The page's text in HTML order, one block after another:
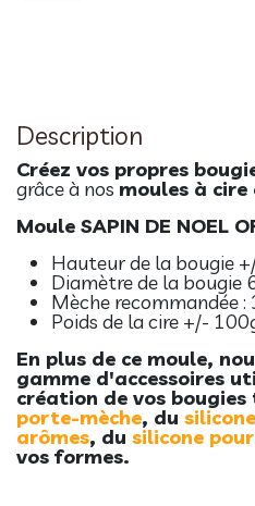
Description
Créez vos propres
grâce à nos moules à cire
Moule SAPIN DE NOEL
Hauteur de la bougie
Diamètre de la bougie
Mèche recommandée :
Poids de la cire +/-
En plus de ce moule,
gamme d'accessoires
création de vos bougies
porte-mèche, du
arômes, du silicone
vos formes.